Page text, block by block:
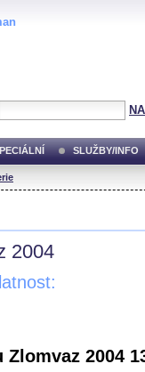
SLUŽBY/INFO
2004
2004